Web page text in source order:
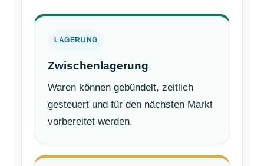
LAGERUNG
Zwischenlagerung
Waren können gebündelt, zeitlich
gesteuert und für den nächsten Markt
vorbereitet werden.